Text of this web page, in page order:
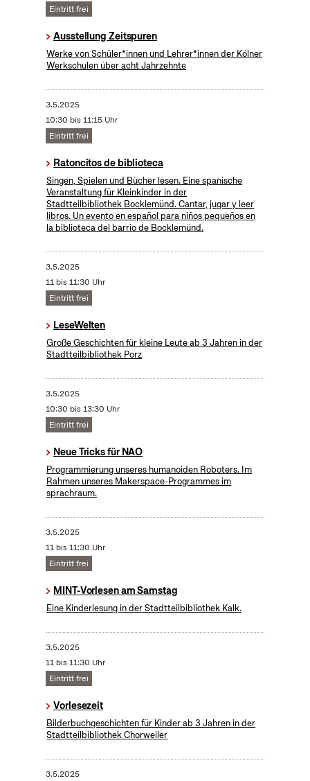
Eintritt frei
Ausstellung Zeitspuren
Werke von Schüler*innen und Lehrer*innen der Kölner
Werkschulen über acht Jahrzehnte
3.5.2025
10:30 bis 11:15 Uhr
Eintritt frei
Ratoncitos de biblioteca
Singen, Spielen und Bücher lesen. Eine spanische
Veranstaltung für Kleinkinder in der
Stadtteilbibliothek Bocklemünd. Cantar, jugar y leer
libros. Un evento en español para niños pequeños en
la biblioteca del barrio de Bocklemünd.
3.5.2025
11 bis 11:30 Uhr
Eintritt frei
LeseWelten
Große Geschichten für kleine Leute ab 3 Jahren in der
Stadtteilbibliothek Porz
3.5.2025
10:30 bis 13:30 Uhr
Eintritt frei
Neue Tricks für NAO
Programmierung unseres humanoiden Roboters. Im
Rahmen unseres Makerspace-Programmes im
sprachraum.
3.5.2025
11 bis 11:30 Uhr
Eintritt frei
MINT-Vorlesen am Samstag
Eine Kinderlesung in der Stadtteilbibliothek Kalk.
3.5.2025
11 bis 11:30 Uhr
Eintritt frei
Vorlesezeit
Bilderbuchgeschichten für Kinder ab 3 Jahren in der
Stadtteilbibliothek Chorweiler
3.5.2025